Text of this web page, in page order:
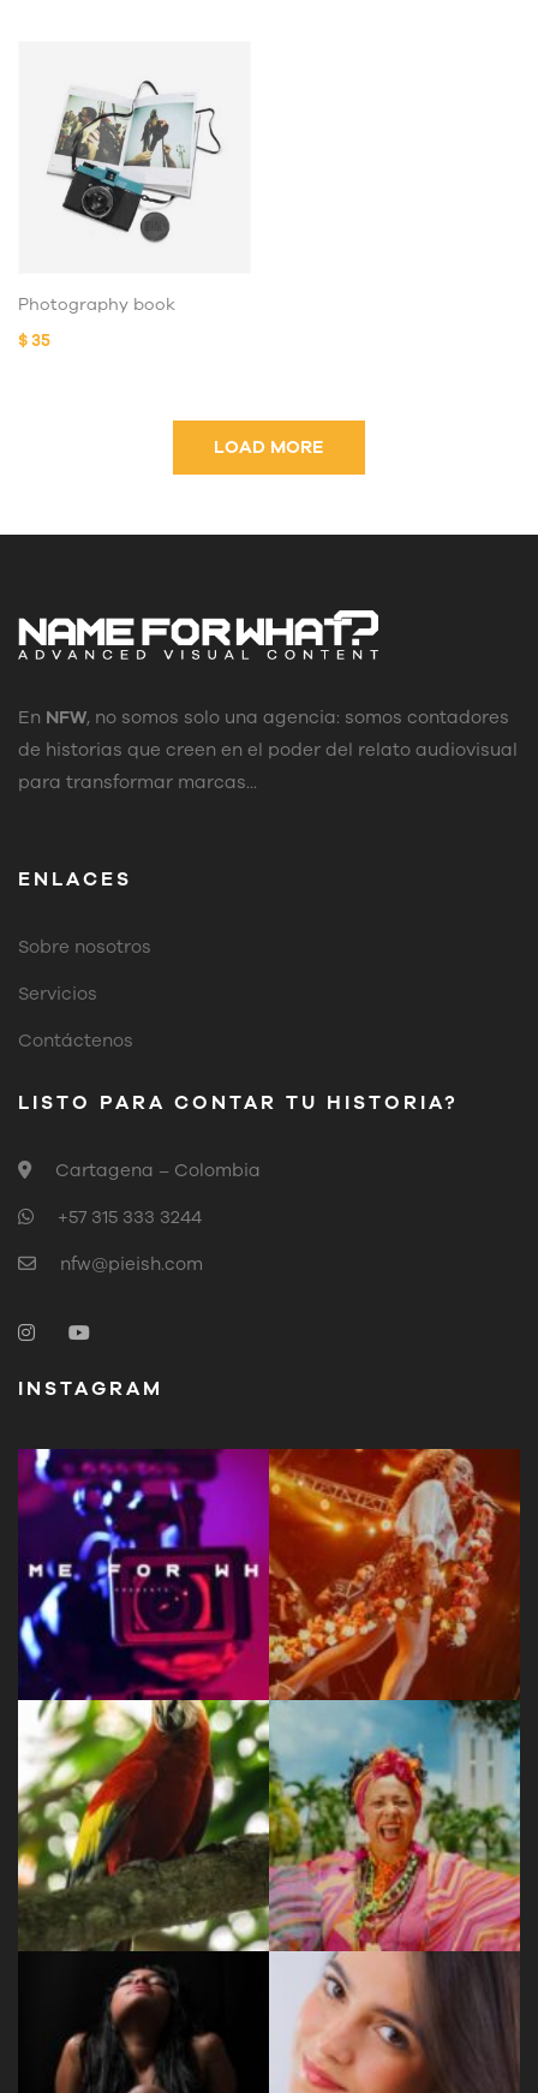
Photography book
$35
LOAD MORE
En NFW, no somos solo una agencia: somos contadores
de historias que creen en el poder del relato audiovisual
para transformar marcas...
ENLACES
Sobre nosotros
Servicios
Contáctenos
LISTO PARA CONTAR TU HISTORIA?
Cartagena – Colombia
+57 315 333 3244
nfw@pieish.com
INSTAGRAM